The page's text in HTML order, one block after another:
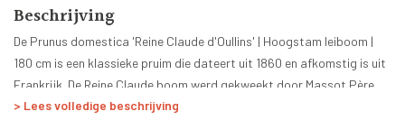
Beschrijving
De Prunus domestica 'Reine Claude d'Oullins' | Hoogstam leiboom |
180 cm is een klassieke pruim die dateert uit 1860 en afkomstig is uit
Frankrijk. De Reine Claude boom werd gekweekt door Massot Père.
De sterk groeiende Reine Claudes groeien naar boven met veel
Verzorging van de Prunus domestica 'Reine
> Lees volledige beschrijving